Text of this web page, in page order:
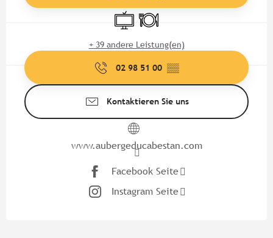
FernsehenRestaurant
+ 39 andere Leistung(en)
02 98 51 00 ▒▒
Kontaktieren Sie uns
www.aubergeducabestan.com
Facebook Seite
Instagram Seite